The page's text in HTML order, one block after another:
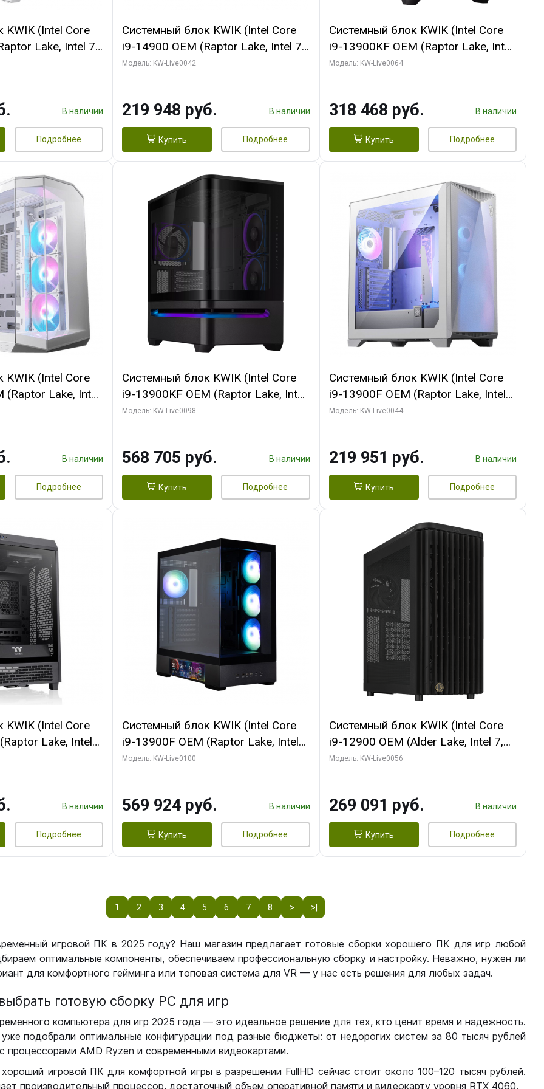
KWIK (Intel Core
Lake, Intel 7,
ГБ ОЗУ (2
В наличии
Подробнее
Системный блок KWIK (Intel Core
i9-14900 OEM (Raptor Lake, Intel 7,
C24 16EC/8PC// 16 ГБ ОЗУ (2
256bi/ 512 ГБ SSD)
Модель: KW-Live0042
219 948 руб. В наличии
Купить Подробнее
Системный блок KWIK (Intel Core
i9-13900KF OEM (Raptor Lake, Intel
7, C24 16EC/8P/ 64 ГБ ОЗУ (2
2/ 512 ГБ SSD)
Модель: KW-Live0064
318 468 руб. В наличии
Купить Подробнее
KWIK (Intel Core
(Raptor Lake, Intel
32 ГБ ОЗУ (2
В наличии
Подробнее
Системный блок KWIK (Intel Core
i9-13900KF OEM (Raptor Lake, Intel
7, C24 16EC/8P/ 16 ГБ ОЗУ (2
Turbo/ 512 ГБ SSD)
Модель: KW-Live0098
568 705 руб. В наличии
Купить Подробнее
Системный блок KWIK (Intel Core
i9-13900F OEM (Raptor Lake, Intel
7, Efficient-co/ 32 ГБ ОЗУ (2
HD/ 512 ГБ SSD)
Модель: KW-Live0044
219 951 руб. В наличии
Купить Подробнее
KWIK (Intel Core
Lake, Intel
ГБ ОЗУ (2
SSD)
В наличии
Подробнее
Системный блок KWIK (Intel Core
i9-13900F OEM (Raptor Lake, Intel
7, Efficient-co/ 16 ГБ ОЗУ (2
Turbo/ 512 ГБ SSD)
Модель: KW-Live0100
569 924 руб. В наличии
Купить Подробнее
Системный блок KWIK (Intel Core
i9-12900 OEM (Alder Lake, Intel 7,
C16 8EC/8PC/T2/ 64 ГБ ОЗУ (2
ТБ SSD)
Модель: KW-Live0056
269 091 руб. В наличии
Купить Подробнее
1 2 3 4 5 6 7 8 > >|
игровой ПК в 2025 году? Наш магазин предлагает готовые сборки хорошего ПК для игр любой
оптимальные компоненты, обеспечиваем профессиональную сборку и настройку. Неважно, нужен ли
для комфортного гейминга или топовая система для VR — у нас есть решения для любых задач.
готовую сборку РС для игр
компьютера для игр 2025 года — это идеальное решение для тех, кто ценит время и надежность.
подобрали оптимальные конфигурации под разные бюджеты: от недорогих систем за 80 тысяч рублей
AMD Ryzen и современными видеокартами.
игровой ПК для комфортной игры в разрешении FullHD сейчас стоит около 100–120 тысяч рублей.
производительный процессор, достаточный объем оперативной памяти и видеокарту уровня RTX 4060.